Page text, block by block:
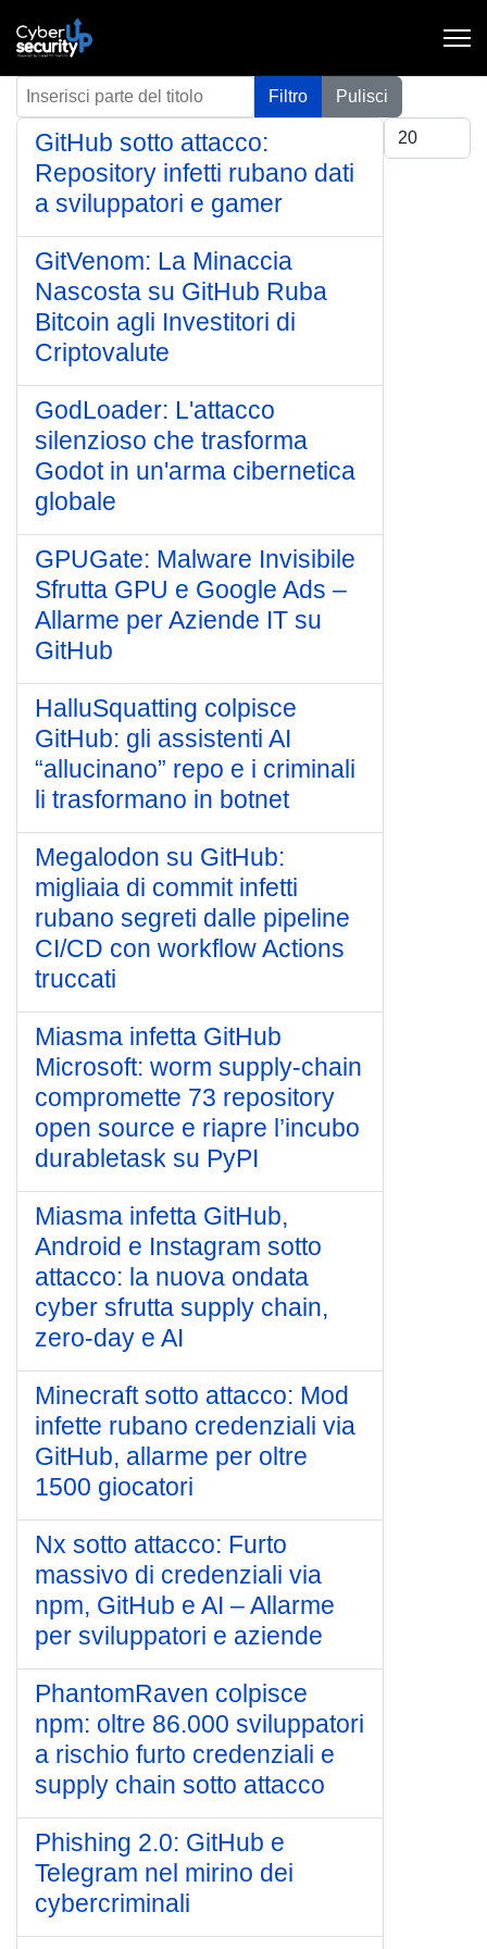
Inserisci parte del titolo Filtro
Pulisci
Visualizza #
GitHub sotto attacco:
Repository infetti rubano dati
a sviluppatori e gamer
GitVenom: La Minaccia
Nascosta su GitHub Ruba
Bitcoin agli Investitori di
Criptovalute
GodLoader: L'attacco
silenzioso che trasforma
Godot in un'arma cibernetica
globale
GPUGate: Malware Invisibile
Sfrutta GPU e Google Ads –
Allarme per Aziende IT su
GitHub
HalluSquatting colpisce
GitHub: gli assistenti AI
“allucinano” repo e i criminali
li trasformano in botnet
Megalodon su GitHub:
migliaia di commit infetti
rubano segreti dalle pipeline
CI/CD con workflow Actions
truccati
Miasma infetta GitHub
Microsoft: worm supply-chain
compromette 73 repository
open source e riapre l’incubo
durabletask su PyPI
Miasma infetta GitHub,
Android e Instagram sotto
attacco: la nuova ondata
cyber sfrutta supply chain,
zero-day e AI
Minecraft sotto attacco: Mod
infette rubano credenziali via
GitHub, allarme per oltre
1500 giocatori
Nx sotto attacco: Furto
massivo di credenziali via
npm, GitHub e AI – Allarme
per sviluppatori e aziende
PhantomRaven colpisce
npm: oltre 86.000 sviluppatori
a rischio furto credenziali e
supply chain sotto attacco
Phishing 2.0: GitHub e
Telegram nel mirino dei
cybercriminali